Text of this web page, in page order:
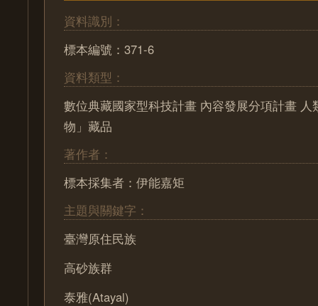
資料識別：
標本編號：371-6
資料類型：
數位典藏國家型科技計畫 內容發展分項計畫 人
物」藏品
著作者：
標本採集者：伊能嘉矩
主題與關鍵字：
臺灣原住民族
高砂族群
泰雅(Atayal)